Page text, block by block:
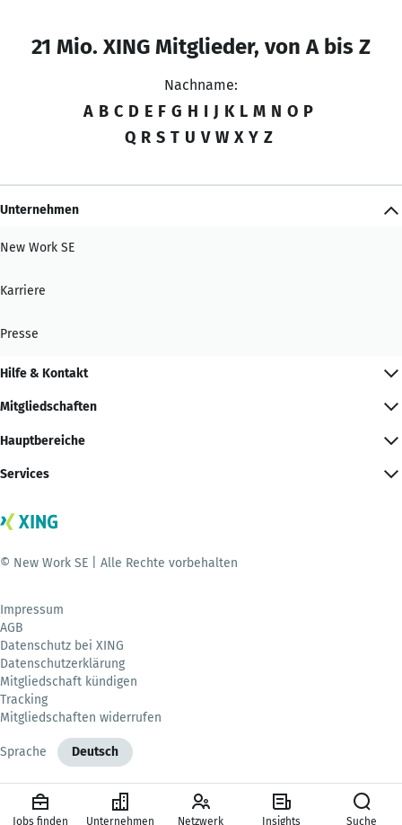
21 Mio. XING Mitglieder, von A bis Z
Nachname:
A B C D E F G H I J K L M N O P
Q R S T U V W X Y Z
Unternehmen
New Work SE
Karriere
Presse
Hilfe & Kontakt
Mitgliedschaften
Hauptbereiche
Services
© New Work SE | Alle Rechte vorbehalten
Impressum
AGB
Datenschutz bei XING
Datenschutzerklärung
Mitgliedschaft kündigen
Tracking
Mitgliedschaften widerrufen
Sprache Deutsch
Jobs finden Unternehmen Netzwerk Insights Suche